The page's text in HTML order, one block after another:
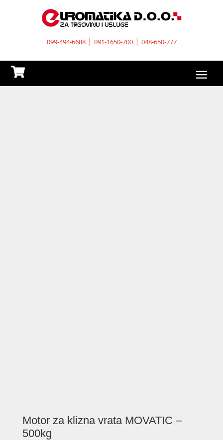
099-494-6688| 091-1650-700| 048-650-777

Motor za klizna vrata MOVATIC –
500kg